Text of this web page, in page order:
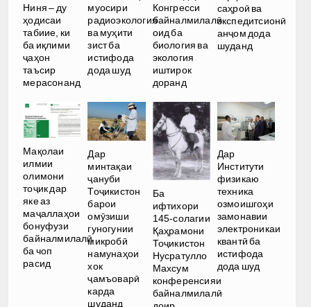
Ниня – ду
ҳодисаи
табиие, ки
ба иқлими
ҷаҳон
таъсир
мерасонанд
муосири
радиоэкология
ва муҳити
зист ба
истифода
дода шуд
Конгресси
байналмилалӣ
оид ба
биология ва
экология
иштирок
доранд
саҳроӣ ва
экспедитсионӣ
анҷом дода
шуданд
Мақолаи
илмии
олимони
тоҷик дар
яке аз
маҷаллаҳои
бонуфузи
байналмилалӣ
ба чоп
расид
Дар
минтақаи
ҷануби
Тоҷикистон
барои
омӯзиши
гуногунии
микробӣ
намунаҳои
хок
ҷамъоварӣ
карда
шуданд
Ба
ифтихори
145-солагии
Қаҳрамони
Тоҷикистон
Нусратулло
Махсум
конференсияи
байналмилалӣ
Дар
Институти
физикаю
техника
озмоишгоҳи
замонавии
электроникаи
квантӣ ба
истифода
дода шуд